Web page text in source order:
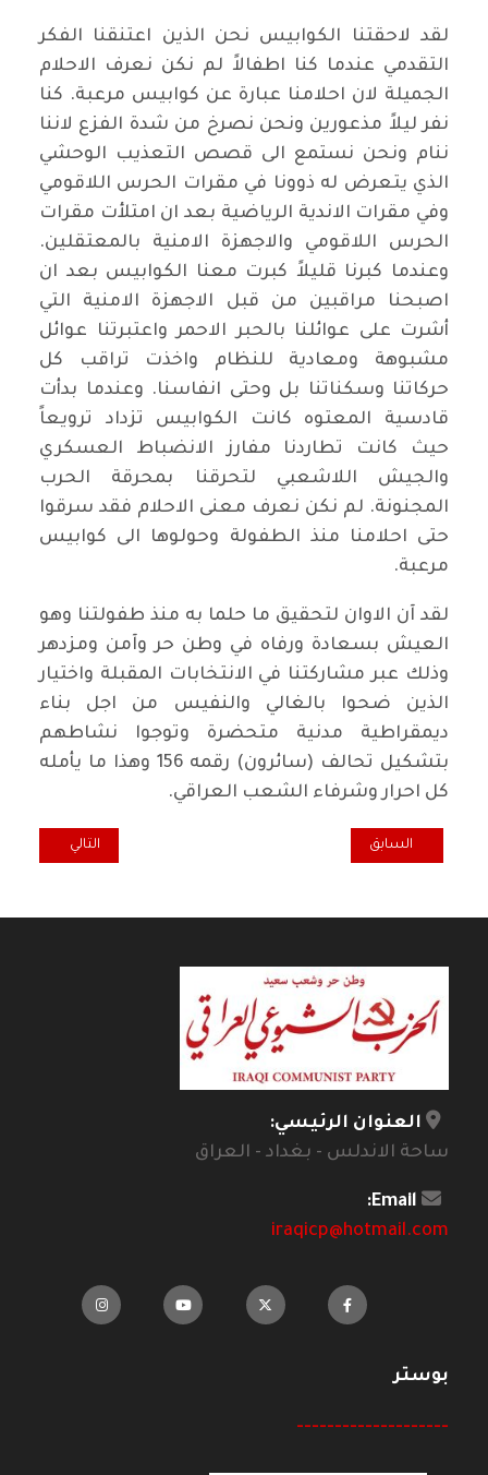
لقد لاحقتنا الكوابيس نحن الذين اعتنقنا الفكر
التقدمي عندما كنا اطفالاً لم نكن نعرف الاحلام
الجميلة لان احلامنا عبارة عن كوابيس مرعبة. كنا
نفر ليلاً مذعورين ونحن نصرخ من شدة الفزع لاننا
ننام ونحن نستمع الى قصص التعذيب الوحشي
الذي يتعرض له ذوونا في مقرات الحرس اللاقومي
وفي مقرات الاندية الرياضية بعد ان امتلأت مقرات
الحرس اللاقومي والاجهزة الامنية بالمعتقلين.
وعندما كبرنا قليلاً كبرت معنا الكوابيس بعد ان
اصبحنا مراقبين من قبل الاجهزة الامنية التي
أشرت على عوائلنا بالحبر الاحمر واعتبرتنا عوائل
مشبوهة ومعادية للنظام واخذت تراقب كل
حركاتنا وسكناتنا بل وحتى انفاسنا. وعندما بدأت
قادسية المعتوه كانت الكوابيس تزداد ترويعاً
حيث كانت تطاردنا مفارز الانضباط العسكري
والجيش اللاشعبي لتحرقنا بمحرقة الحرب
المجنونة. لم نكن نعرف معنى الاحلام فقد سرقوا
حتى احلامنا منذ الطفولة وحولوها الى كوابيس
مرعبة.
لقد آن الاوان لتحقيق ما حلما به منذ طفولتنا وهو
العيش بسعادة ورفاه في وطن حر وآمن ومزدهر
وذلك عبر مشاركتنا في الانتخابات المقبلة واختيار
الذين ضحوا بالغالي والنفيس من اجل بناء
ديمقراطية مدنية متحضرة وتوجوا نشاطهم
بتشكيل تحالف (سائرون) رقمه 156 وهذا ما يأمله
كل احرار وشرفاء الشعب العراقي.
المقال السابق: كل خميس ... اسير مع (سائرون)
السابق المقال التالي:
التالي
العنوان الرئيسي:
ساحة الاندلس - بغداد - العراق
Email:
iraqicp@hotmail.com
بوستر
--------------------